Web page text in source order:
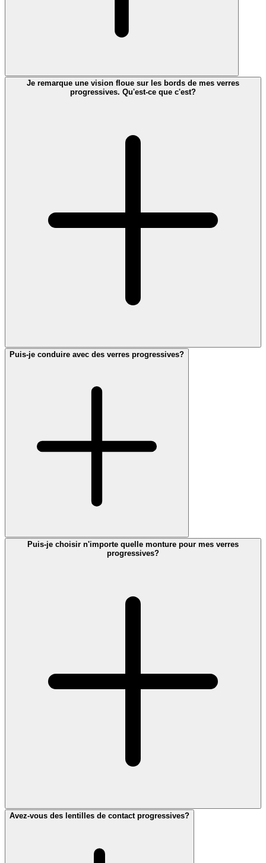
Je remarque une vision floue sur les bords de mes verres
progressives. Qu'est-ce que c'est?
Puis-je conduire avec des verres progressives?
Puis-je choisir n'importe quelle monture pour mes verres
progressives?
Avez-vous des lentilles de contact progressives?